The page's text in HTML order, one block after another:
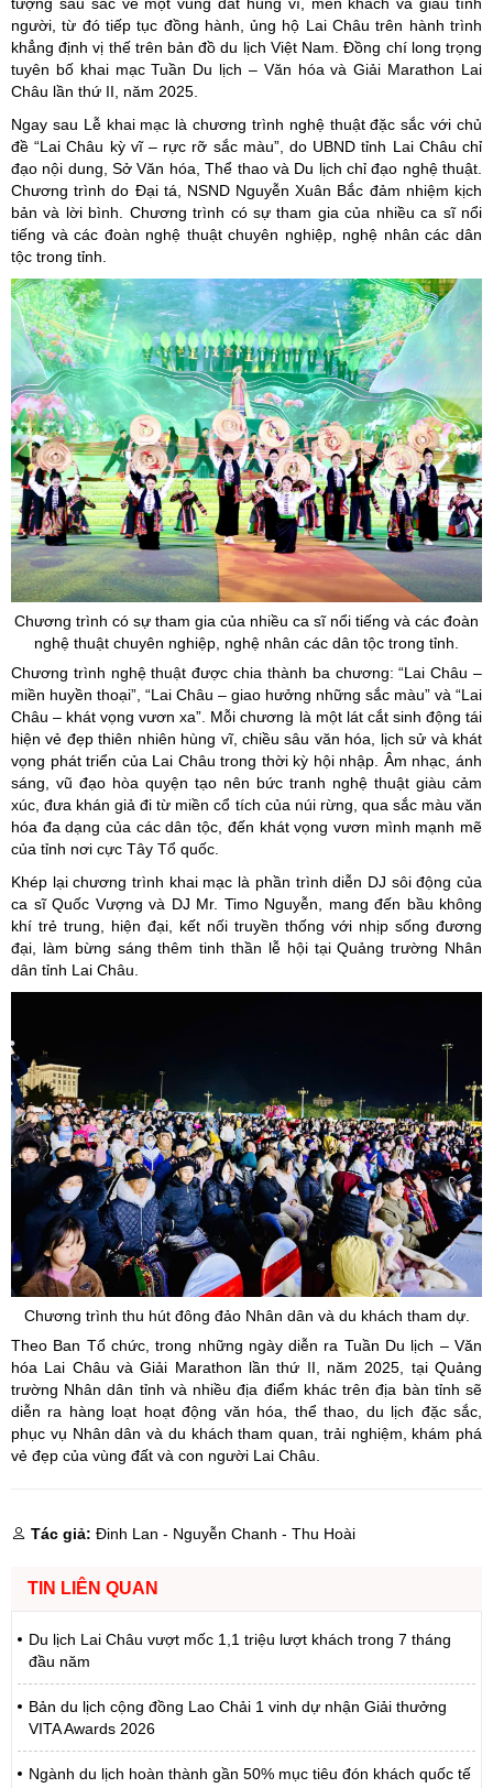
người, từ đó tiếp tục đồng hành, ủng hộ Lai Châu trên hành trình
khẳng định vị thế trên bản đồ du lịch Việt Nam. Đồng chí long trọng
tuyên bố khai mạc Tuần Du lịch – Văn hóa và Giải Marathon Lai
Châu lần thứ II, năm 2025.
Ngay sau Lễ khai mạc là chương trình nghệ thuật đặc sắc với chủ
đề “Lai Châu kỳ vĩ – rực rỡ sắc màu”, do UBND tỉnh Lai Châu chỉ
đạo nội dung, Sở Văn hóa, Thể thao và Du lịch chỉ đạo nghệ thuật.
Chương trình do Đại tá, NSND Nguyễn Xuân Bắc đảm nhiệm kịch
bản và lời bình. Chương trình có sự tham gia của nhiều ca sĩ nổi
tiếng và các đoàn nghệ thuật chuyên nghiệp, nghệ nhân các dân
tộc trong tỉnh.
Chương trình có sự tham gia của nhiều ca sĩ nổi tiếng và các đoàn
nghệ thuật chuyên nghiệp, nghệ nhân các dân tộc trong tỉnh.
Chương trình nghệ thuật được chia thành ba chương: “Lai Châu –
miền huyền thoại”, “Lai Châu – giao hưởng những sắc màu” và “Lai
Châu – khát vọng vươn xa”. Mỗi chương là một lát cắt sinh động tái
hiện vẻ đẹp thiên nhiên hùng vĩ, chiều sâu văn hóa, lịch sử và khát
vọng phát triển của Lai Châu trong thời kỳ hội nhập. Âm nhạc, ánh
sáng, vũ đạo hòa quyện tạo nên bức tranh nghệ thuật giàu cảm
xúc, đưa khán giả đi từ miền cổ tích của núi rừng, qua sắc màu văn
hóa đa dạng của các dân tộc, đến khát vọng vươn mình mạnh mẽ
của tỉnh nơi cực Tây Tổ quốc.
Khép lại chương trình khai mạc là phần trình diễn DJ sôi động của
ca sĩ Quốc Vượng và DJ Mr. Timo Nguyễn, mang đến bầu không
khí trẻ trung, hiện đại, kết nối truyền thống với nhịp sống đương
đại, làm bừng sáng thêm tinh thần lễ hội tại Quảng trường Nhân
dân tỉnh Lai Châu.
Chương trình thu hút đông đảo Nhân dân và du khách tham dự.
Theo Ban Tổ chức, trong những ngày diễn ra Tuần Du lịch – Văn
hóa Lai Châu và Giải Marathon lần thứ II, năm 2025, tại Quảng
trường Nhân dân tỉnh và nhiều địa điểm khác trên địa bàn tỉnh sẽ
diễn ra hàng loạt hoạt động văn hóa, thể thao, du lịch đặc sắc,
phục vụ Nhân dân và du khách tham quan, trải nghiệm, khám phá
vẻ đẹp của vùng đất và con người Lai Châu.
Tác giả: Đinh Lan - Nguyễn Chanh - Thu Hoài
TIN LIÊN QUAN
Du lịch Lai Châu vượt mốc 1,1 triệu lượt khách trong 7 tháng
đầu năm
Bản du lịch cộng đồng Lao Chải 1 vinh dự nhận Giải thưởng
VITA Awards 2026
Ngành du lịch hoàn thành gần 50% mục tiêu đón khách quốc tế